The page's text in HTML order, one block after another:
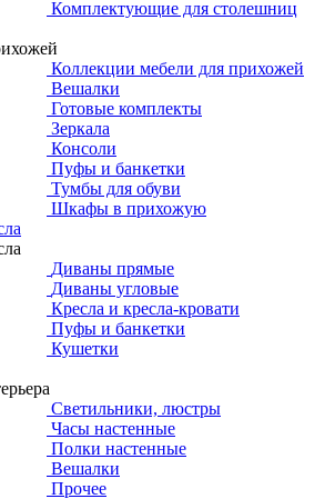
Комплектующие для столешниц
Коллекции мебели для прихожей
Вешалки
Готовые комплекты
Зеркала
Консоли
Пуфы и банкетки
Тумбы для обуви
Шкафы в прихожую
Диваны прямые
Диваны угловые
Кресла и кресла-кровати
Пуфы и банкетки
Кушетки
Светильники, люстры
Часы настенные
Полки настенные
Вешалки
Прочее